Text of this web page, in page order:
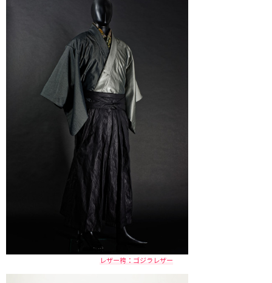
レザー袴：ゴジラレザー